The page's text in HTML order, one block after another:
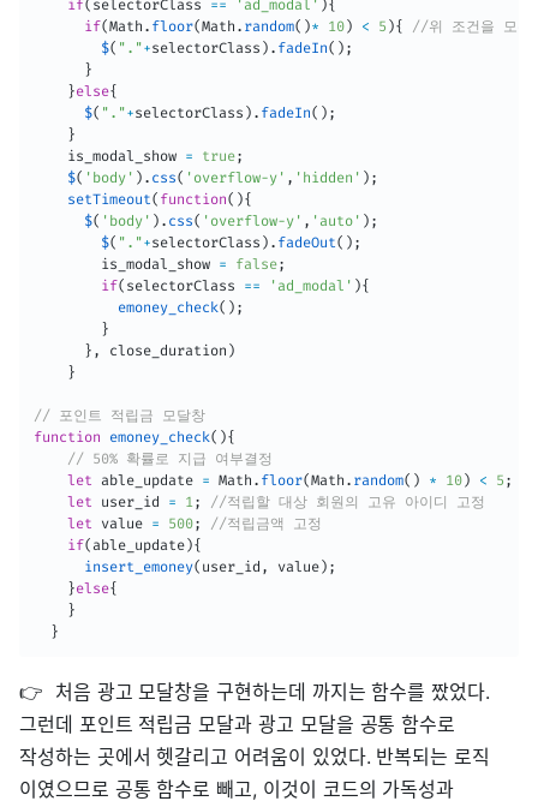
if( selectorClass == 'ad_modal' ){
if(Math . floor(Math . random( )* 10) < 5 ){
//위 조건을 모두
$( "."+selectorClass ) . fadeIn( ) ;
}
}else{
$( "."+selectorClass ) . fadeIn( ) ;
}
    is_modal_show
= true;
$( 'body' ) . css( 'overflow-y' , 'hidden' ) ;
setTimeout( function( ){
$( 'body' ) . css( 'overflow-y' , 'auto' ) ;
$( "."+selectorClass ) . fadeOut( ) ;
        is_modal_show
= false;
if( selectorClass == 'ad_modal' ){
emoney_check( ) ;
}
} , close_duration )
}
// 포인트 적립금 모달창
function
emoney_check( ){
// 50% 확률로 지급 여부결정
let able_update = Math . floor(Math . random( ) * 10) < 5 ;
let user_id = 1;
//적립할 대상 회원의 고유 아이디 고정
let value = 500;
//적립금액 고정
if(able_update){
insert_emoney( user_id , value) ;
}else{
}
}
👉 처음 광고 모달창을 구현하는데 까지는 함수를 짰었다.
그런데 포인트 적립금 모달과 광고 모달을 공통 함수로
작성하는 곳에서 헷갈리고 어려움이 있었다. 반복되는 로직
이였으므로 공통 함수로 빼고, 이것이 코드의 가독성과